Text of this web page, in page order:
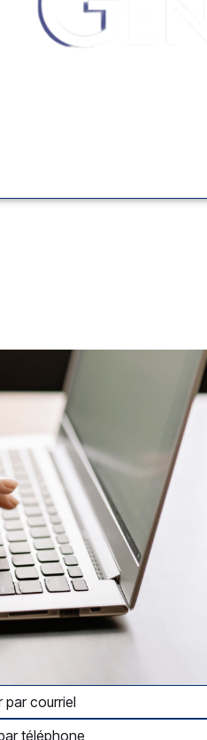
courriel
téléphone